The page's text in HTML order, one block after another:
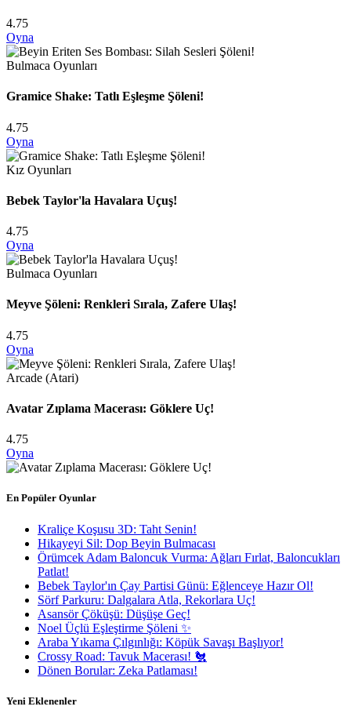
4.75
Oyna
Bulmaca Oyunları
Gramice Shake: Tatlı Eşleşme Şöleni!
4.75
Oyna
Kız Oyunları
Bebek Taylor'la Havalara Uçuş!
4.75
Oyna
Bulmaca Oyunları
Meyve Şöleni: Renkleri Sırala, Zafere Ulaş!
4.75
Oyna
Arcade (Atari)
Avatar Zıplama Macerası: Göklere Uç!
4.75
Oyna
En Popüler Oyunlar
Kraliçe Koşusu 3D: Taht Senin!
Hikayeyi Sil: Dop Beyin Bulmacası
Örümcek Adam Baloncuk Vurma: Ağları Fırlat, Baloncukları
Patlat!
Bebek Taylor'ın Çay Partisi Günü: Eğlenceye Hazır Ol!
Sörf Parkuru: Dalgalara Atla, Rekorlara Uç!
Asansör Çöküşü: Düşüşe Geç!
Noel Üçlü Eşleştirme Şöleni ✨
Araba Yıkama Çılgınlığı: Köpük Savaşı Başlıyor!
Crossy Road: Tavuk Macerası! 🐔
Dönen Borular: Zeka Patlaması!
Yeni Eklenenler